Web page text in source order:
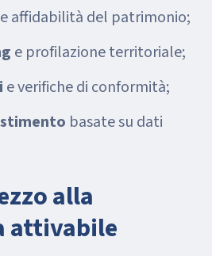
e affidabilità del patrimonio;
e profilazione territoriale;
e verifiche di conformità;
basate su dati
alla
attivabile